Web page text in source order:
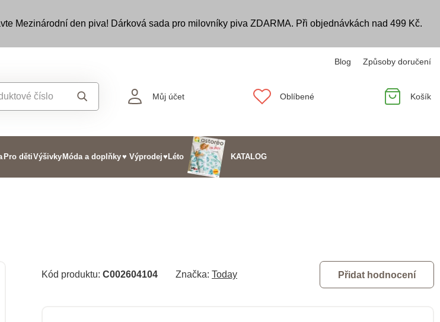
Mezinárodní den piva! Dárková sada pro milovníky piva ZDARMA. Při objednávkách nad 499 Kč.
Blog Způsoby doručení
Můj účet Oblíbené Košík
Pro dětiVýšivky Móda a doplňky♥ Výprodej♥Léto KATALOG
Kód produktu: C002604104 Značka: Today Přidat hodnocení